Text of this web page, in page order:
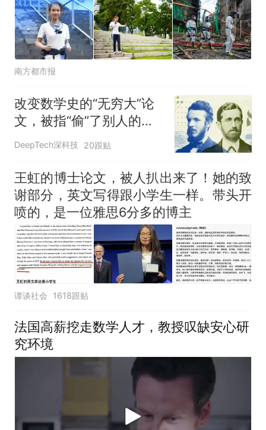
南方都市报
改变数学史的“无穷大”论
文，被指“偷”了别人的成
果
DeepTech深科技 20跟贴
王虹的博士论文，被人扒出来了！她的致
谢部分，英文写得跟小学生一样。带头开
喷的，是一位雅思6分多的博主
谭谈社会 1618跟贴
法国高薪挖走数学人才，教授叹缺安心研
究环境